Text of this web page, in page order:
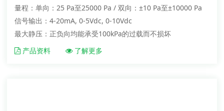
量程：单向：25 Pa至25000 Pa / 双向：±10 Pa至±10000 Pa
信号输出：4-20mA, 0-5Vdc, 0-10Vdc
最大静压：正负向均能承受100kPa的过载而不损坏
产品资料
了解更多